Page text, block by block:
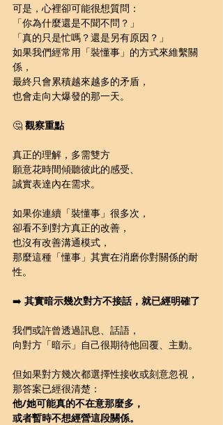
可是，心裡卻可能很想質問：
「你為什麼還是不聞不問？」
「真的只是忙嗎？還是另有原因？」
如果我們經常用「裝懂事」的方式來維繫關
係，
最終只會累積越來越多的矛盾，
也會走向大爆發的那一天。
🤔 觀察重點
真正的理解，多需雙方
願意花時間傾聽彼此的感受、
誠實表達內在需求。
如果你連續「裝懂事」很多次，
卻看不到對方真正的改善，
也沒有改善溝通模式，
那麼這種「懂事」其實在消磨你對關係的耐
性。
➡️ 其實暗示幾次對方不接話，就已經明確了
我們或許曾透過訊息、話語，
向對方「暗示」自己很期待他回覆、主動。
但如果對方幾次都選擇性接收或刻意忽視，
那答案已經很清楚：
他/她可能真的不在意那麼多，
或者暫時不想經營這段關係。